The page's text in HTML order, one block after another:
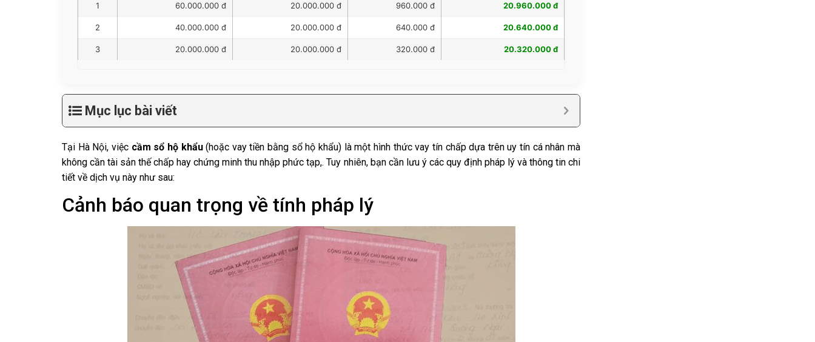
1 60.000.000 đ 20.000.000 đ 960.000 đ 20.960.000 đ
2 40.000.000 đ 20.000.000 đ 640.000 đ 20.640.000 đ
3 20.000.000 đ 20.000.000 đ 320.000 đ 20.320.000 đ
Mục lục bài viết
Tại Hà Nội, việc cầm sổ hộ khẩu(hoặc vay tiền bằng sổ hộ khẩu) là một hình thức vay tín chấp dựa trên uy tín cá nhân mà
không cần tài sản thế chấp hay chứng minh thu nhập phức tạp,. Tuy nhiên, bạn cần lưu ý các quy định pháp lý và thông tin chi
tiết về dịch vụ này như sau:
Cảnh báo quan trọng về tính pháp lý